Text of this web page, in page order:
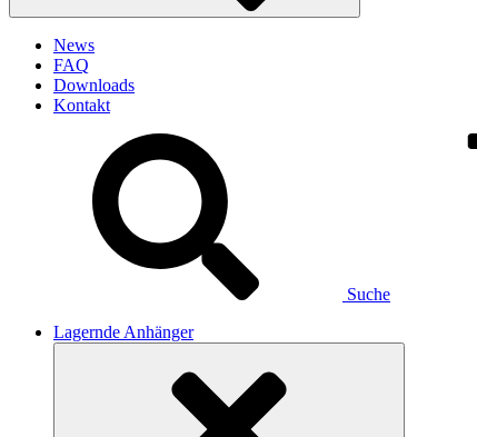
News
FAQ
Downloads
Kontakt
Suche
Lagernde Anhänger